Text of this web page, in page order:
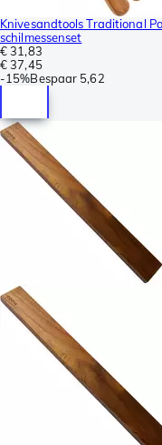
Knivesandtools Traditional
schilmessenset
€ 31,83
€ 37,45
-15%Bespaar 5,62